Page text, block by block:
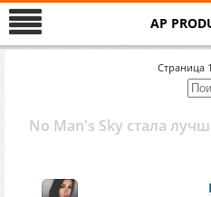
AP
Страница 1
No Man's Sky стала